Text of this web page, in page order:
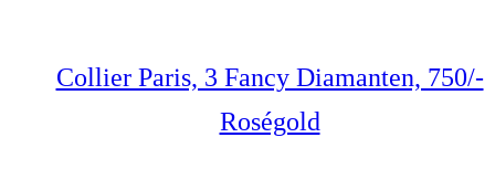
Collier Paris, 3 Fancy Diamanten, 750/-
Roségold